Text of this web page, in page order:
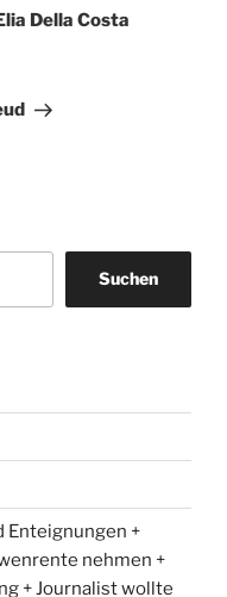
Della Costa
Suchen
Enteignungen +
nehmen +
+ Journalist wollte